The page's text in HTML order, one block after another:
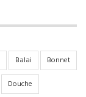
Balai
Bonnet
Douche